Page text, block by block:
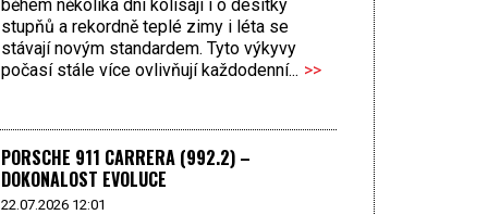
během několika dní kolísají i o desítky
stupňů a rekordně teplé zimy i léta se
stávají novým standardem. Tyto výkyvy
počasí stále více ovlivňují každodenní... >>
PORSCHE 911 CARRERA (992.2) –
DOKONALOST EVOLUCE
22.07.2026 12:01